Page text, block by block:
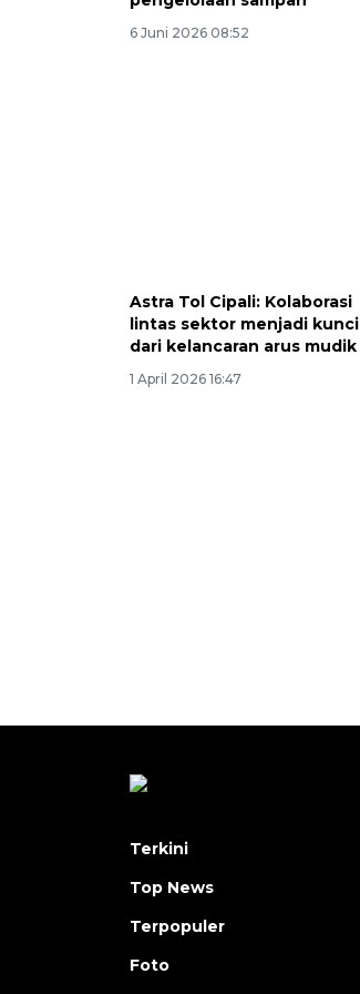
6 Juni 2026 08:52
Astra Tol Cipali: Kolaborasi
lintas sektor menjadi kunci
dari kelancaran arus mudik
1 April 2026 16:47
Terkini
Top News
Terpopuler
Foto